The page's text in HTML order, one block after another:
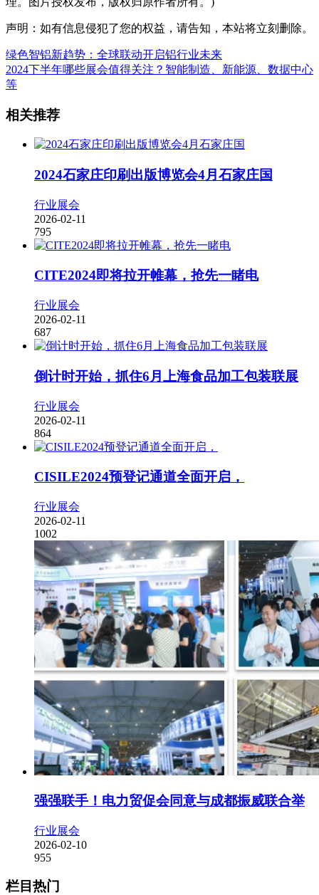
声明：如有信息侵犯了您的权益，请告知，本站将立刻删除。
绿色智铝新趋势：全球联动开启铝行业未来
2024下半年哪些展会值得关注？智能制造、新能源、数据中心
等
相关推荐
2024石家庄印刷出版博览会4月石家庄国
行业展会
2026-02-11
795
CITE2024即将拉开帷幕，抢先一睹电
行业展会
2026-02-11
687
倒计时开始，抓住6月上海食品加工包装联展
行业展会
2026-02-11
864
CISILE2024预登记通道全面开启，
行业展会
2026-02-11
1002
强强联手！电力贸促会同意与成都振威联合举
行业展会
2026-02-10
955
栏目热门